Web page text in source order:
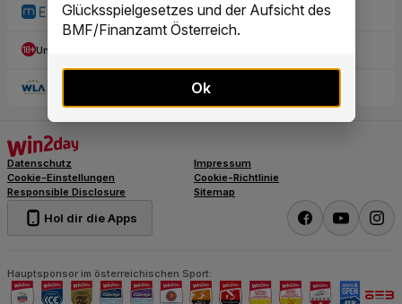
Glücksspielgesetzes und der Aufsicht des
BMF/Finanzamt Österreich.
Ok